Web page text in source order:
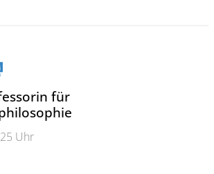
für
Uhr